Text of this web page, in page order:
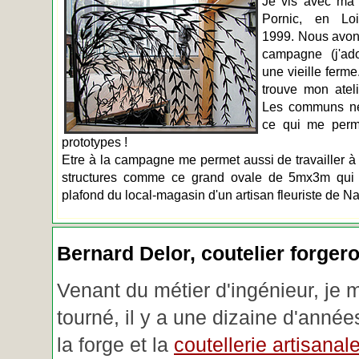
Pornic, en
1999. Nous
campagne
une vieille
trouve mon
Les communs
ce qui me
prototypes !
Etre à la campagne me permet aussi de travailler
structures comme ce grand ovale de 5mx3m
plafond du local-magasin d'un artisan fleuriste de
Bernard Delor, coutelier
Venant du métier d'ingénieur, je
tourné, il y a une dizaine
la forge et la coutellerie